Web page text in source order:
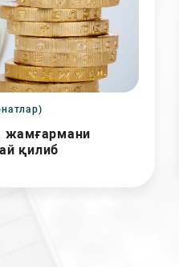
жамғармани
қилиб